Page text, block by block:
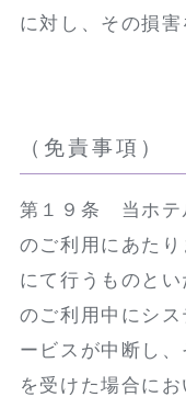
に対し、その損害
（免責事項）
第１９条 当ホテ
のご利用にあた
にて行うものと
のご利用中にシ
ービスが中断し
を受けた場合に